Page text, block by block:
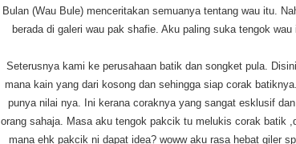
Bulan (Wau Bule) menceritakan semuanya tentang wau itu.
berada di galeri wau pak shafie. Aku paling suka tengok
Seterusnya kami ke perusahaan batik dan songket pula.
mana kain yang dari kosong dan sehingga siap corak
punya nilai nya. Ini kerana coraknya yang sangat esklusif
orang sahaja. Masa aku tengok pakcik tu melukis corak batik
mana ehk pakcik ni dapat idea? woww aku rasa hebat giler